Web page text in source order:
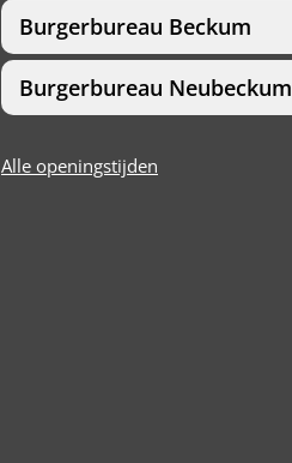
Burgerbureau Beckum
Burgerbureau Neubeckum
Alle openingstijden